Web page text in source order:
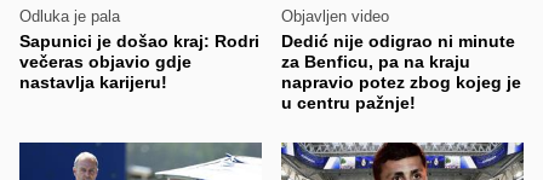
Odluka je pala
Sapunici je došao kraj: Rodri
večeras objavio gdje
nastavlja karijeru!
Objavljen video
Dedić nije odigrao ni minute
za Benficu, pa na kraju
napravio potez zbog kojeg je
u centru pažnje!